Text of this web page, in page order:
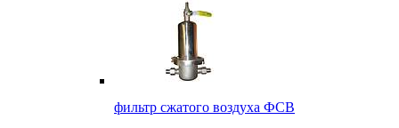
фильтр сжатого воздуха ФСВ